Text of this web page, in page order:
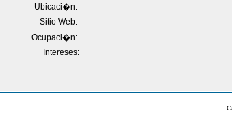
Ubicaci�n:
Sitio Web:
Ocupaci�n:
Intereses: